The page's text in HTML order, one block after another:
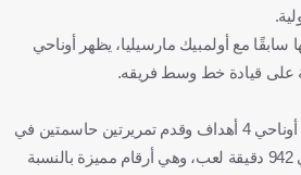
مع أولمبيك مارسيليا، يظهر أوناحي
على قيادة خط وسط فريقه.
وخلال الموسم الجاري، سجل أوناحي 4 أهداف وقدم تمريرتين حاسمتين في
14 مباراة شارك فيها، بإجمالي 942 دقيقة لعب، وهي أرقام مميزة بالنسبة